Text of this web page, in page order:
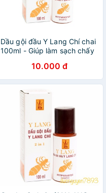
Dầu gội đầu Y Lang Chí chai
100ml - Giúp làm sạch chấy
10.000 đ